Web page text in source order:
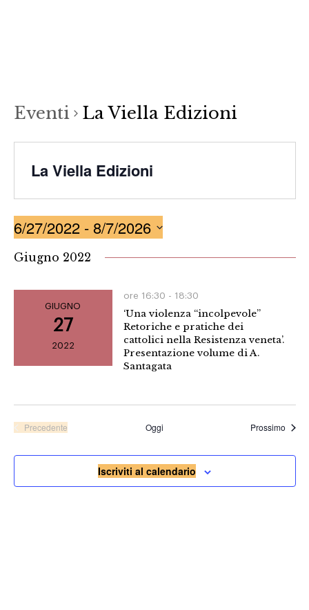
La Viella Edizioni
Eventi La Viella Edizioni
La Viella Edizioni
6/27/2022 - 8/7/2026
la
Giugno 2022
GIUGNO
27
2022
ore 16:30 - 18:30
‘Una violenza “incolpevole”
Retoriche e pratiche dei
cattolici nella Resistenza veneta’.
Presentazione volume di A.
Santagata
Precedente
Oggi ProssimoEventi
Iscriviti al calendario